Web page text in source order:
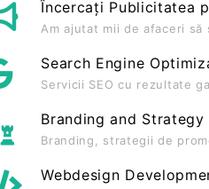
Încercați Publicitatea
Am ajutat mii de afaceri
Search Engine
Servicii SEO cu rezultate
Branding and Strategy
Branding, strategii de
Webdesign